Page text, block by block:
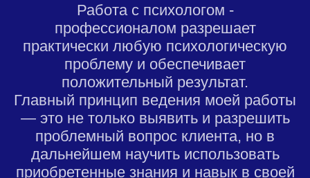
Работа с психологом -
профессионалом разрешает
практически любую психологическую
проблему и обеспечивает
положительный результат.
Главный принцип ведения моей работы
— это не только выявить и разрешить
проблемный вопрос клиента, но в
дальнейшем научить использовать
приобретенные знания и навык в своей